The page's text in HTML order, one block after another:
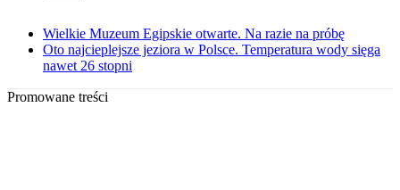
Wielkie Muzeum Egipskie otwarte. Na razie na próbę
Oto najcieplejsze jeziora w Polsce. Temperatura wody sięga
nawet 26 stopni
Promowane treści